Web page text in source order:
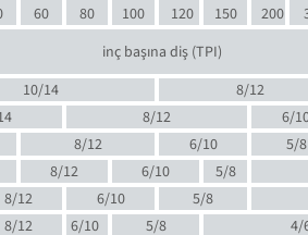
60 80 100 120 150 200
inç başına diş (TPI)
10/14
8/12
8/12
6/
8/12 6/10
5/8
8/12 6/10
5/8
8/12 6/10
5/8
8/12 6/10 5/8
4/